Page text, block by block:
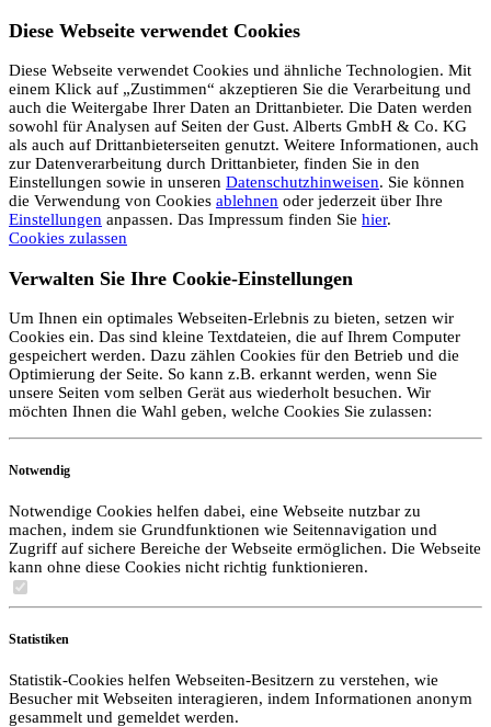
Diese Webseite verwendet Cookies
Diese Webseite verwendet Cookies und ähnliche Technologien. Mit
einem Klick auf „Zustimmen“ akzeptieren Sie die Verarbeitung und
auch die Weitergabe Ihrer Daten an Drittanbieter. Die Daten werden
sowohl für Analysen auf Seiten der Gust. Alberts GmbH & Co. KG
als auch auf Drittanbieterseiten genutzt. Weitere Informationen, auch
zur Datenverarbeitung durch Drittanbieter, finden Sie in den
Einstellungen sowie in unseren Datenschutzhinweisen. Sie können
die Verwendung von Cookies ablehnen oder jederzeit über Ihre
Einstellungen anpassen. Das Impressum finden Sie hier.
Cookies zulassen
Verwalten Sie Ihre Cookie-Einstellungen
Um Ihnen ein optimales Webseiten-Erlebnis zu bieten, setzen wir
Cookies ein. Das sind kleine Textdateien, die auf Ihrem Computer
gespeichert werden. Dazu zählen Cookies für den Betrieb und die
Optimierung der Seite. So kann z.B. erkannt werden, wenn Sie
unsere Seiten vom selben Gerät aus wiederholt besuchen. Wir
möchten Ihnen die Wahl geben, welche Cookies Sie zulassen:
Notwendig
Notwendige Cookies helfen dabei, eine Webseite nutzbar zu
machen, indem sie Grundfunktionen wie Seitennavigation und
Zugriff auf sichere Bereiche der Webseite ermöglichen. Die Webseite
kann ohne diese Cookies nicht richtig funktionieren.
Statistiken
Statistik-Cookies helfen Webseiten-Besitzern zu verstehen, wie
Besucher mit Webseiten interagieren, indem Informationen anonym
gesammelt und gemeldet werden.